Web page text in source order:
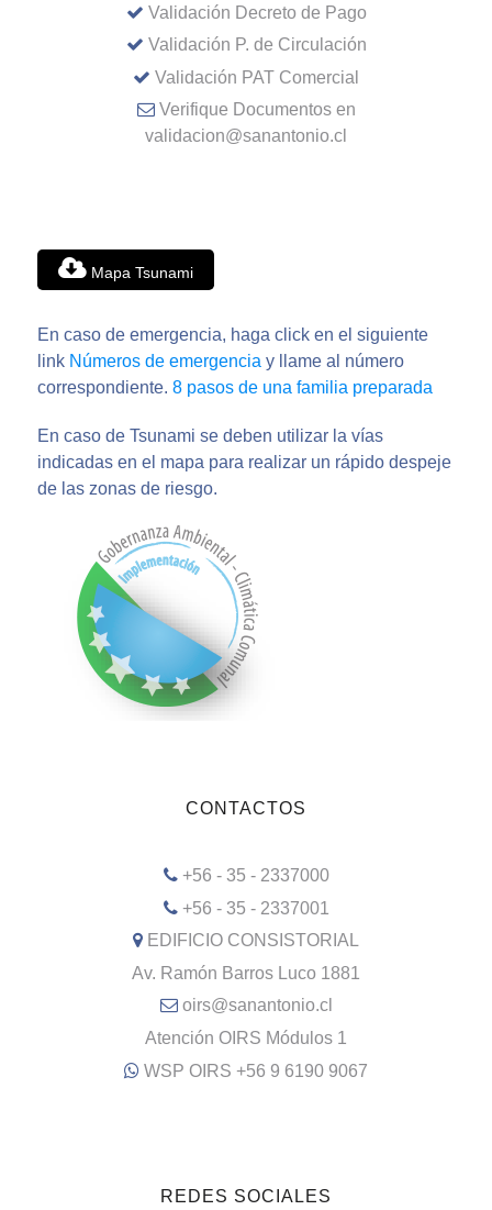
Validación Decreto de Pago
Validación P. de Circulación
Validación PAT Comercial
Verifique Documentos en
validacion@sanantonio.cl
Mapa Tsunami
En caso de emergencia, haga click en el siguiente
link Números de emergencia y llame al número
correspondiente. 8 pasos de una familia preparada
En caso de Tsunami se deben utilizar la vías
indicadas en el mapa para realizar un rápido despeje
de las zonas de riesgo.
CONTACTOS
+56 - 35 - 2337000
+56 - 35 - 2337001
EDIFICIO CONSISTORIAL
Av. Ramón Barros Luco 1881
oirs@sanantonio.cl
Atención OIRS Módulos 1
WSP OIRS +56 9 6190 9067
REDES SOCIALES